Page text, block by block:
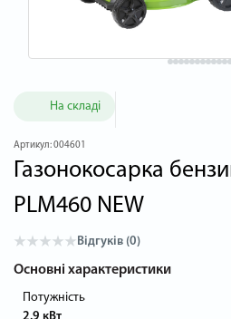
На складі
Артикул:004601
Газонокосарка
PLM460 NEW
Відгуків (0)
Основні характеристики
Потужність